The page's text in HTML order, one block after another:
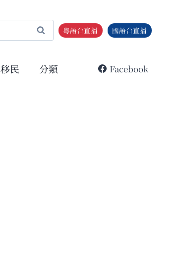
粵語台直播 國語台直播
移民 分類 Facebook